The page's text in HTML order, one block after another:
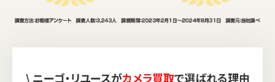
\ ニーゴ・リユースがカメラ買取で選ばれる理由